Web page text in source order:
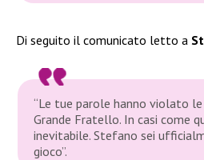
Di seguito il comunicato letto a
“Le tue parole hanno violato
Grande Fratello. In casi come
inevitabile. Stefano sei
gioco”.